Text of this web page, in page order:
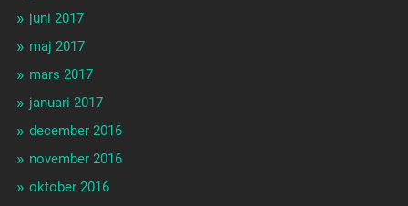
juni 2017
maj 2017
mars 2017
januari 2017
december 2016
november 2016
oktober 2016